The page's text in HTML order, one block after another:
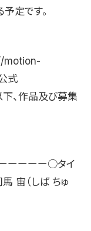
定です。
motion-
式
、作品及び募集
ーーーー○タイ
宙（しば ちゅ